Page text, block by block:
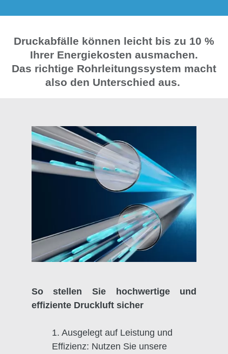
Druckabfälle können leicht bis zu 10 %
Ihrer Energiekosten ausmachen.
Das richtige Rohrleitungssystem macht
also den Unterschied aus.
So stellen Sie hochwertige und
effiziente Druckluft sicher
1. Ausgelegt auf Leistung und
Effizienz: Nutzen Sie unsere